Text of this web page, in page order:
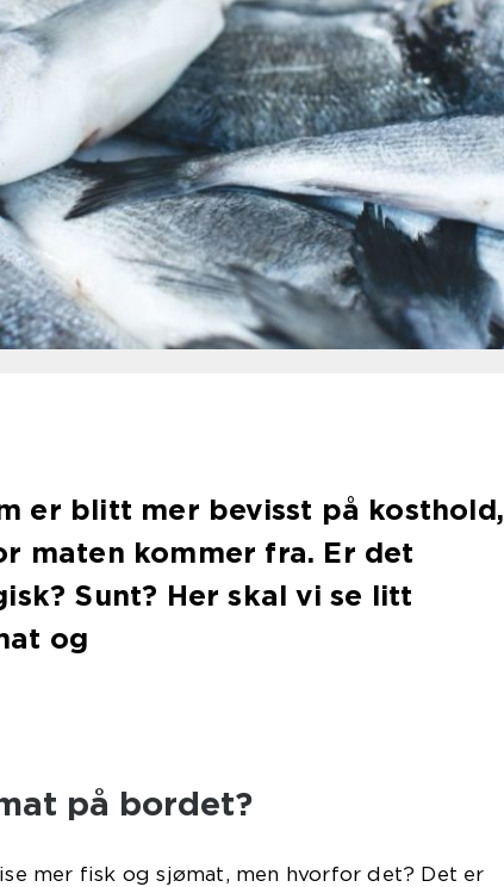
er blitt mer bevisst på kosthold,
maten kommer fra. Er det
Sunt? Her skal vi se litt
og
på bordet?
mer fisk og sjømat, men hvorfor det? Det er